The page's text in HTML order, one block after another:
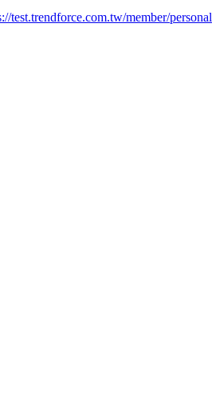
test.trendforce.com.tw/member/personal